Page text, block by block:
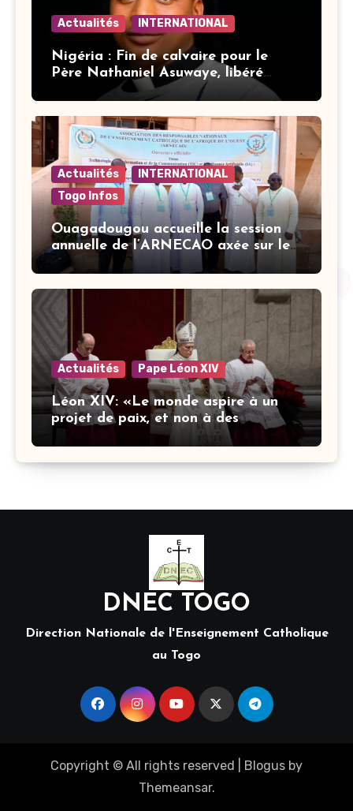
Actualités INTERNATIONAL
Nigéria : Fin de calvaire pour le
Père Nathaniel Asuwaye, libéré
après trois mois de captivité
Actualités
INTERNATIONAL
Togo Infos
Ouagadougou accueille la session
annuelle de l’ARNECAO axée sur les
défis de l’intelligence artificielle
dans l’éducation catholique
Actualités Pape Léon XIV
Léon XIV: «Le monde aspire à un
projet de paix, et non à des
stratégies armées»
DNEC TOGO
Direction Nationale de l'Enseignement Catholique
au Togo
Copyright © All rights reserved Blogus by
Themeansar.